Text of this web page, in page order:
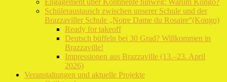
Schüleraustausch zwischen unserer Schule und der
Brazzaviller Schule „Notre Dame du Rosaire“(Kongo)
Ready for takeoff
Deutsch büffeln bei 30 Grad? Willkommen in
Brazzaville!
Impressionen aus Brazzaville (13.–23. April
2026)
Veranstaltungen und aktuelle Projekte